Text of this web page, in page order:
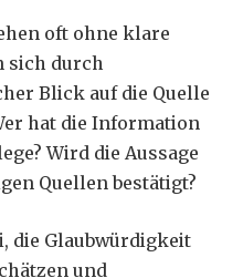
oft ohne klare
sich durch
Blick auf die Quelle
hat die Information
Wird die Aussage
Quellen bestätigt?
die Glaubwürdigkeit
und